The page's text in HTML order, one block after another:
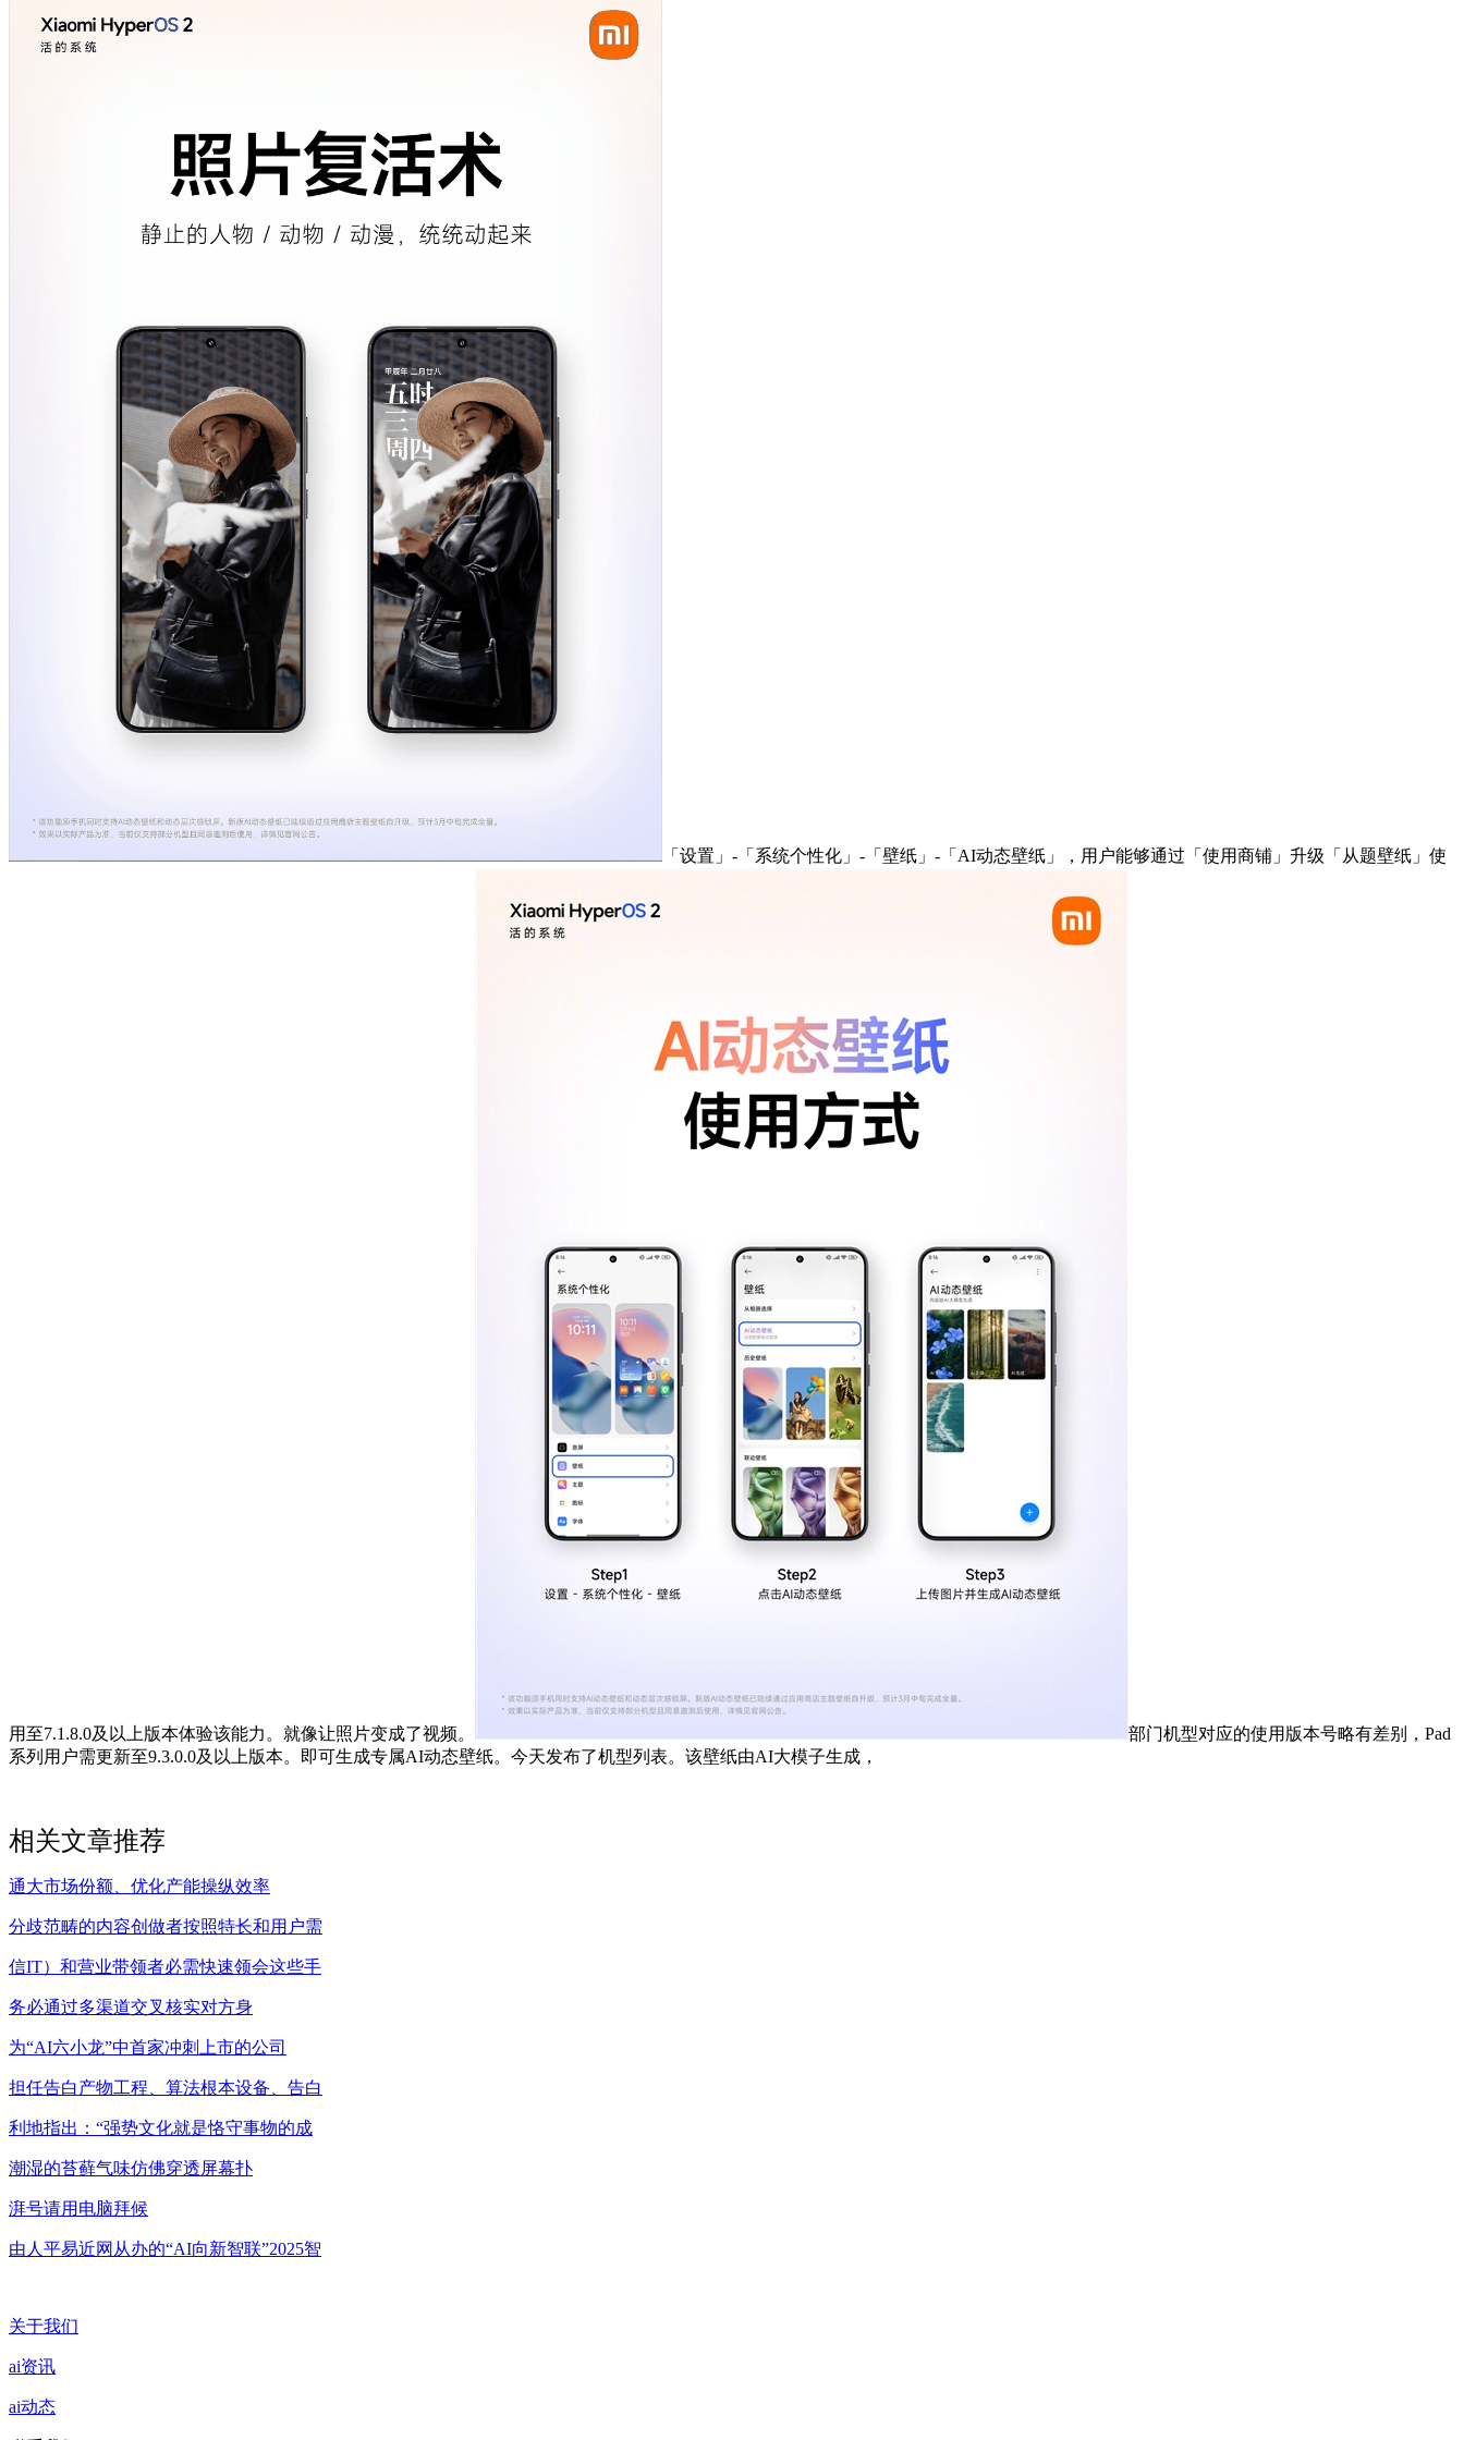
「设置」-「系统个性化」-「壁纸」-「AI动态壁纸」，用户能够通过「使用商铺」升级「从题壁纸」使
用至7.1.8.0及以上版本体验该能力。就像让照片变成了视频。
部门机型对应的使用版本号略有差别，Pad
系列用户需更新至9.3.0.0及以上版本。即可生成专属AI动态壁纸。今天发布了机型列表。该壁纸由AI大模子生成，
相关文章推荐
通大市场份额、优化产能操纵效率
分歧范畴的内容创做者按照特长和用户需
信IT）和营业带领者必需快速领会这些手
务必通过多渠道交叉核实对方身
为“AI六小龙”中首家冲刺上市的公司
担任告白产物工程、算法根本设备、告白
利地指出：“强势文化就是恪守事物的成
潮湿的苔藓气味仿佛穿透屏幕扑
湃号请用电脑拜候
由人平易近网从办的“AI向新智联”2025智
关于我们
ai资讯
ai动态